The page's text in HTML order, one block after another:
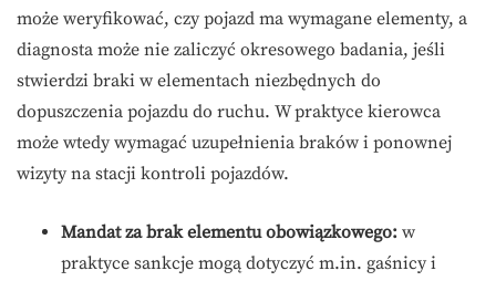
może weryfikować, czy pojazd ma wymagane elementy, a
diagnosta może nie zaliczyć okresowego badania, jeśli
stwierdzi braki w elementach niezbędnych do
dopuszczenia pojazdu do ruchu. W praktyce kierowca
może wtedy wymagać uzupełnienia braków i ponownej
wizyty na stacji kontroli pojazdów.
Mandat za brak elementu obowiązkowego: w
praktyce sankcje mogą dotyczyć m.in. gaśnicy i